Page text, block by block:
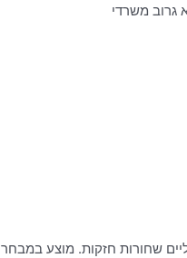
גרוב משרדי
שחורות חזקות. מוצע במבחר